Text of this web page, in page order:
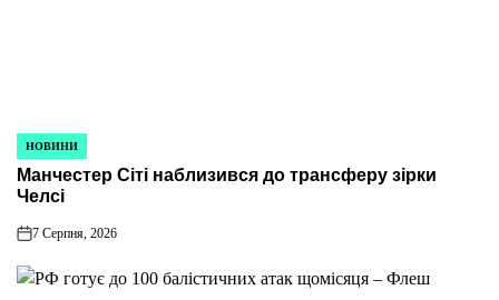
ОПУБЛІКУВАТИ
У
НОВИНИ
Манчестер Сіті наблизився до трансферу зірки
Челсі
on
7 Серпня, 2026